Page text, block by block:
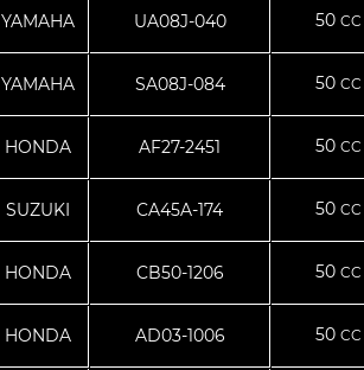
YAMAHA UA08J-040 50 CC
YAMAHA SA08J-084 50 CC
HONDA AF27-2451 50 CC
SUZUKI CA45A-174 50 CC
HONDA CB50-1206 50 CC
HONDA AD03-1006 50 CC